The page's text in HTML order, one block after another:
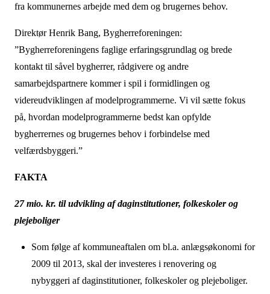
fra kommunernes arbejde med dem og brugernes behov.
Direktør Henrik Bang, Bygherreforeningen:
”Bygherreforeningens faglige erfaringsgrundlag og brede
kontakt til såvel bygherrer, rådgivere og andre
samarbejdspartnere kommer i spil i formidlingen og
videreudviklingen af modelprogrammerne. Vi vil sætte fokus
på, hvordan modelprogrammerne bedst kan opfylde
bygherrernes og brugernes behov i forbindelse med
velfærdsbyggeri.”
FAKTA
27 mio. kr. til udvikling af daginstitutioner, folkeskoler og
plejeboliger
Som følge af kommuneaftalen om bl.a. anlægsøkonomi for
2009 til 2013, skal der investeres i renovering og
nybyggeri af daginstitutioner, folkeskoler og plejeboliger.